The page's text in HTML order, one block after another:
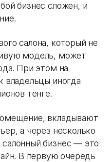
бизнес сложен, и
салона, который не
модель, может
При этом на
владельцы иногда
тенге.
вкладывают
а через несколько
бизнес — это
В первую очередь